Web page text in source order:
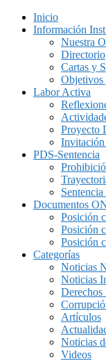
Inicio
Información
Nuestra
Directorio
Cartas y
Labor Activa
Proyecto
PDS-Sentencia
Documentos
Posición
Posición
Posición
Categorías
Noticias
Noticias
Derechos
Artículos
Noticias
Videos